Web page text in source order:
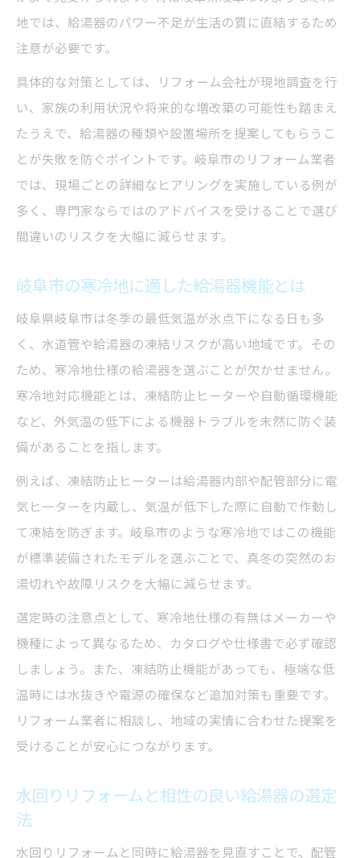
地では、給湯器のパワー不足が生活の質に直結するため
注意が必要です。
具体的な対策としては、リフォーム会社が現地調査を行
い、家族の利用状況や将来的な増改築の可能性も踏まえ
たうえで、給湯器の種類や設置場所を提案してもらうこ
とが失敗を防ぐポイントです。岐阜市のリフォーム業者
では、現場ごとの詳細なヒアリングを実施している例が
多く、専門家ならではのアドバイスを受けることで選び
間違いのリスクを大幅に減らせます。
岐阜市の寒冷地に適した給湯器機能とは
岐阜県岐阜市は冬季の最低気温が氷点下になる日も多
く、水道管や給湯器の凍結リスクが高い地域です。その
ため、寒冷地仕様の給湯器を選ぶことが欠かせません。
寒冷地対応機能とは、凍結防止ヒーターや自動循環機能
など、外気温の低下による機器トラブルを未然に防ぐ装
備があることを指します。
例えば、凍結防止ヒーターは給湯器内部や配管部分に電
気ヒーターを内蔵し、気温が低下した際に自動で作動し
て凍結を防ぎます。岐阜市のような寒冷地ではこの機能
が標準装備されたモデルを選ぶことで、真冬の突然のお
湯切れや故障リスクを大幅に減らせます。
選定時の注意点として、寒冷地仕様の有無はメーカーや
機種によって異なるため、カタログや仕様書で必ず確認
しましょう。また、凍結防止機能があっても、極端な低
温時には水抜きや電源の確保など追加対策も重要です。
リフォーム業者に相談し、地域の実情に合わせた提案を
受けることが安心につながります。
水回りリフォームと相性の良い給湯器の選定
法
水回りリフォームと同時に給湯器を見直すことで、配管